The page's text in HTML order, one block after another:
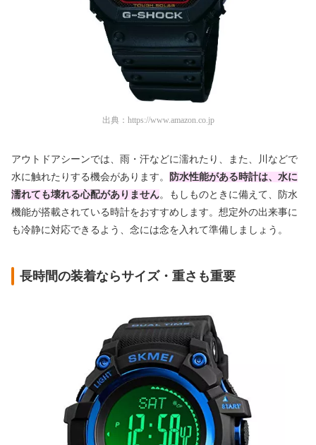
出典： https://www.amazon.co.jp
アウトドアシーンでは、雨・汗などに濡れたり、また、川などで
水に触れたりする機会があります。
防水性能がある時計は、水に
濡れても壊れる心配がありません。もしものときに備えて、防水
機能が搭載されている時計をおすすめします。想定外の出来事に
も冷静に対応できるよう、念には念を入れて準備しましょう。
長時間の装着ならサイズ・重さも重要